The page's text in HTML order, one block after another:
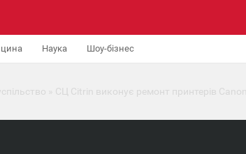
Наука Шоу-бізнес
» СЦ Citrin виконує ремонт принтерів Canon